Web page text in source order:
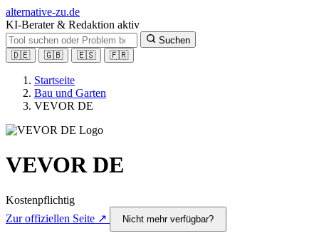
alternative-zu.de
KI-Berater & Redaktion aktiv
Suchen
🇩🇪
🇬🇧 🇪🇸 🇫🇷
Startseite
Bau und Garten
VEVOR DE
VEVOR DE
Kostenpflichtig
Zur offiziellen Seite ↗
Nicht mehr verfügbar?